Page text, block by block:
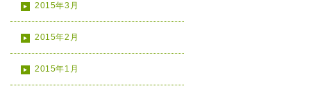
2015年3月
2015年2月
2015年1月